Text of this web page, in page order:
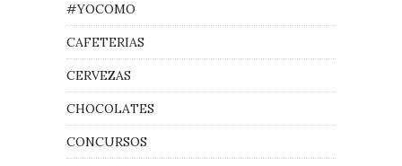
#YOCOMO
CAFETERIAS
CERVEZAS
CHOCOLATES
CONCURSOS